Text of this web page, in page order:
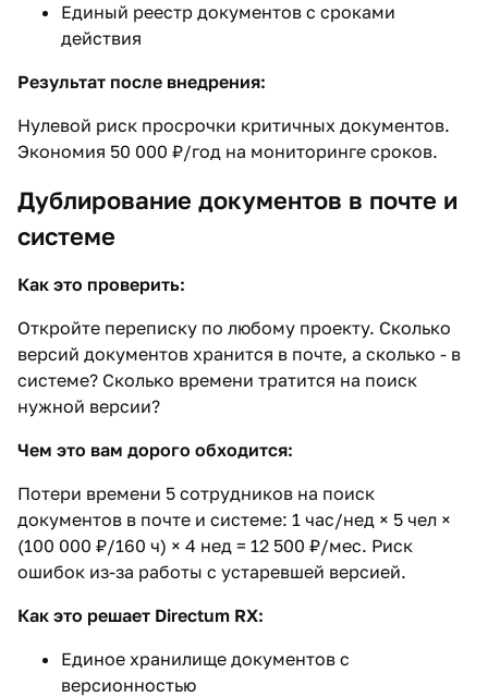
Единый реестр документов с сроками
действия
Результат после внедрения:
Нулевой риск просрочки критичных документов.
Экономия 50 000 ₽/год на мониторинге сроков.
Дублирование документов в почте и
системе
Как это проверить:
Откройте переписку по любому проекту. Сколько
версий документов хранится в почте, а сколько - в
системе? Сколько времени тратится на поиск
нужной версии?
Чем это вам дорого обходится:
Потери времени 5 сотрудников на поиск
документов в почте и системе: 1 час/нед × 5 чел ×
(100 000 ₽/160 ч) × 4 нед = 12 500 ₽/мес. Риск
ошибок из-за работы с устаревшей версией.
Как это решает Directum RX:
Единое хранилище документов с
версионностью